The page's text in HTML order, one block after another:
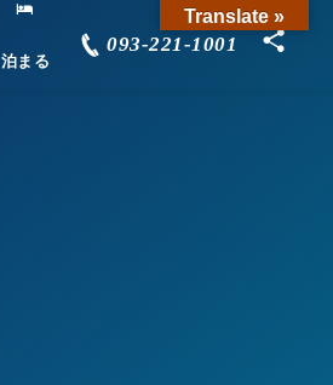
泊まる
宿泊
093-221-1001
Translate »